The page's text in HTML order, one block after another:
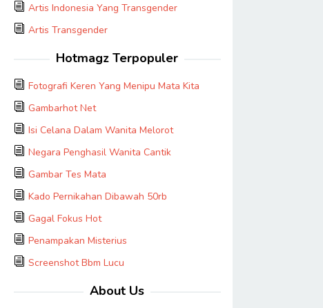
Artis Indonesia Yang Transgender
Artis Transgender
Hotmagz Terpopuler
Fotografi Keren Yang Menipu Mata Kita
Gambarhot Net
Isi Celana Dalam Wanita Melorot
Negara Penghasil Wanita Cantik
Gambar Tes Mata
Kado Pernikahan Dibawah 50rb
Gagal Fokus Hot
Penampakan Misterius
Screenshot Bbm Lucu
About Us